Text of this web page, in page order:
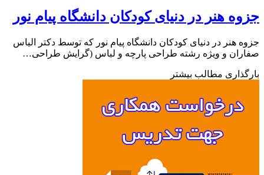
هنر در دنیای کودکان دانشگاه پیام نور
هنر در دنیای کودکان دانشگاه پیام نور که توسط دکتر الیاس
و ویژه رشته طراحی پارچه و لباس (گرایش طراحی…
مطالب بیشتر